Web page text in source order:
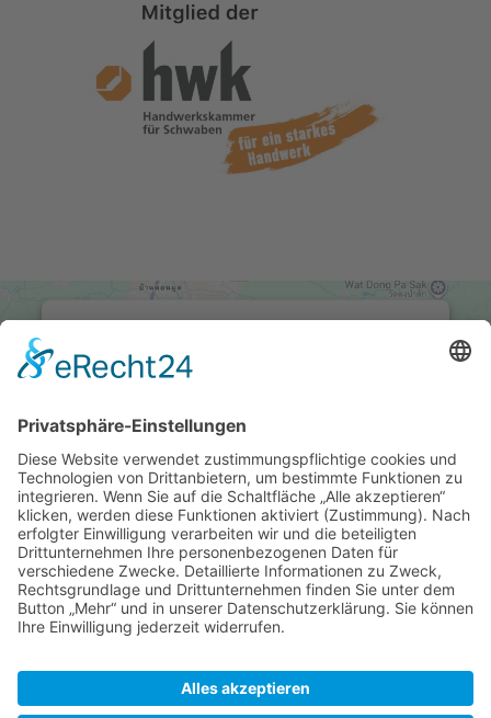
Zustimmung, um den Google
Wir verwenden einen Service eines
Drittanbieters, um Karteninhalte einzubetten.
Dieser Service kann Daten zu Ihren Aktivitäten
sammeln. Bitte lesen Sie die Details durch und
stimmen Sie der Nutzung des Service zu, um
diese Karte anzuzeigen.
Mehr Informationen
Usercentrics Consent Management
© 2020 - 2026 TA Umzugsservice. Alle Rechte